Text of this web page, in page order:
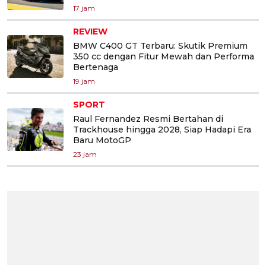
17 jam
REVIEW
BMW C400 GT Terbaru: Skutik Premium
350 cc dengan Fitur Mewah dan Performa
Bertenaga
19 jam
SPORT
Raul Fernandez Resmi Bertahan di
Trackhouse hingga 2028, Siap Hadapi Era
Baru MotoGP
23 jam